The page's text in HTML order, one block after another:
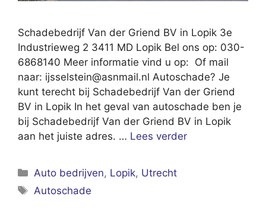
Schadebedrijf Van der Griend BV in Lopik 3e
Industrieweg 2 3411 MD Lopik Bel ons op: 030-
6868140 Meer informatie vind u op: Of mail
naar: ijsselstein@asnmail.nl Autoschade? Je
kunt terecht bij Schadebedrijf Van der Griend
BV in Lopik In het geval van autoschade ben je
bij Schadebedrijf Van der Griend BV in Lopik
aan het juiste adres. … Lees verder
Categorieën
Auto bedrijven, Lopik, Utrecht
Tags
Autoschade